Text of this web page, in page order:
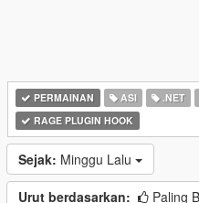
PERMAINAN ASI .NET
RAGE PLUGIN HOOK
Sejak: Minggu Lalu
Urut berdasarkan: Paling